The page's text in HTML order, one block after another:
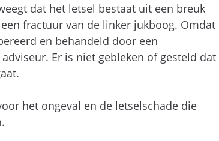
dat het letsel bestaat uit een breuk
fractuur van de linker jukboog. Omdat
en behandeld door een
Er is niet gebleken of gesteld dat
het ongeval en de letselschade die